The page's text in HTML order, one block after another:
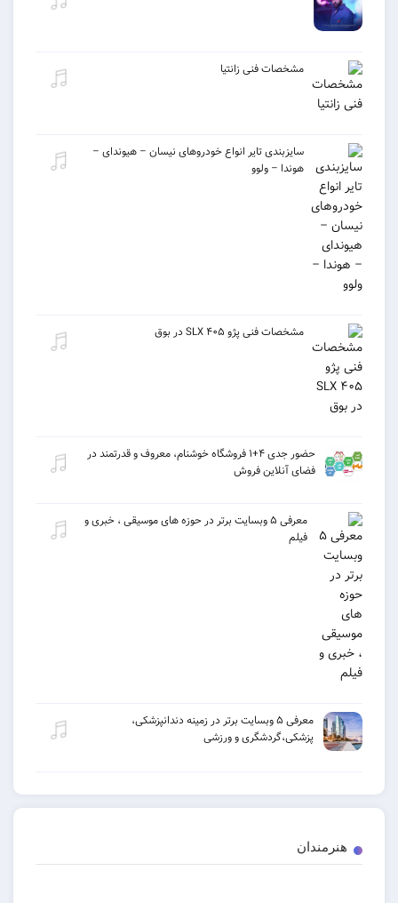
مشخصات فنی زانتیا
سایزبندی تایر انواع خودروهای نیسان – هیوندای –
هوندا – ولوو
مشخصات فنی پژو ۴۰۵ SLX در بوق
حضور جدی ۴+۱ فروشگاه خوشنام، معروف و قدرتمند در
فضای آنلاین فروش
معرفی ۵ وبسایت برتر در حوزه های موسیقی ، خبری و
فیلم
معرفی ۵ وبسایت برتر در زمینه دندانپزشکی،
پزشکی،گردشگری و ورزشی
هنرمندان